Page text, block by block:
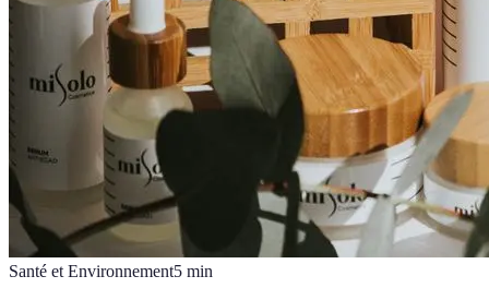
Santé et Environnement5 min